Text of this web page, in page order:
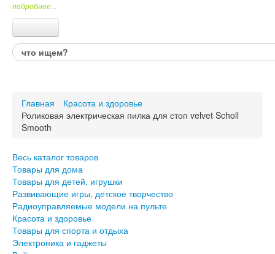
подробнее...
Каталог товаров
Товары для детей, игрушки
Развивающие игры, детское творчество
Товары для спорта и отдыха
Электроника и гаджеты
Вейпы, электронные сигареты, аксессуары
Товары для сада и огорода
Украшения и часы
Мужские часы
Женские часы
Главная
Красота и здоровье
Роликовая электрическая пилка для стоп velvet Scholl
Smooth
Весь каталог товаров
Товары для дома
Товары для детей, игрушки
Развивающие игры, детское творчество
Радиоуправляемые модели на пульте
Красота и здоровье
Товары для спорта и отдыха
Электроника и гаджеты